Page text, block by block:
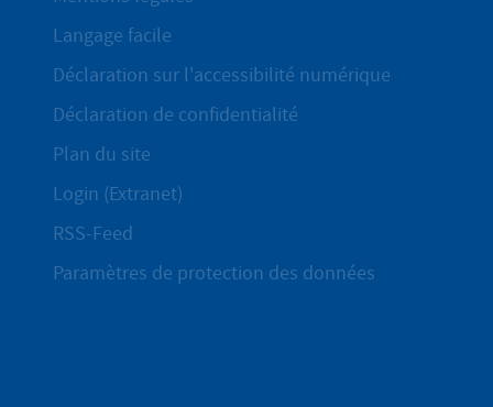
Langage facile
Déclaration sur l'accessibilité numérique
Déclaration de confidentialité
Plan du site
Login (Extranet)
RSS-Feed
Paramètres de protection des données